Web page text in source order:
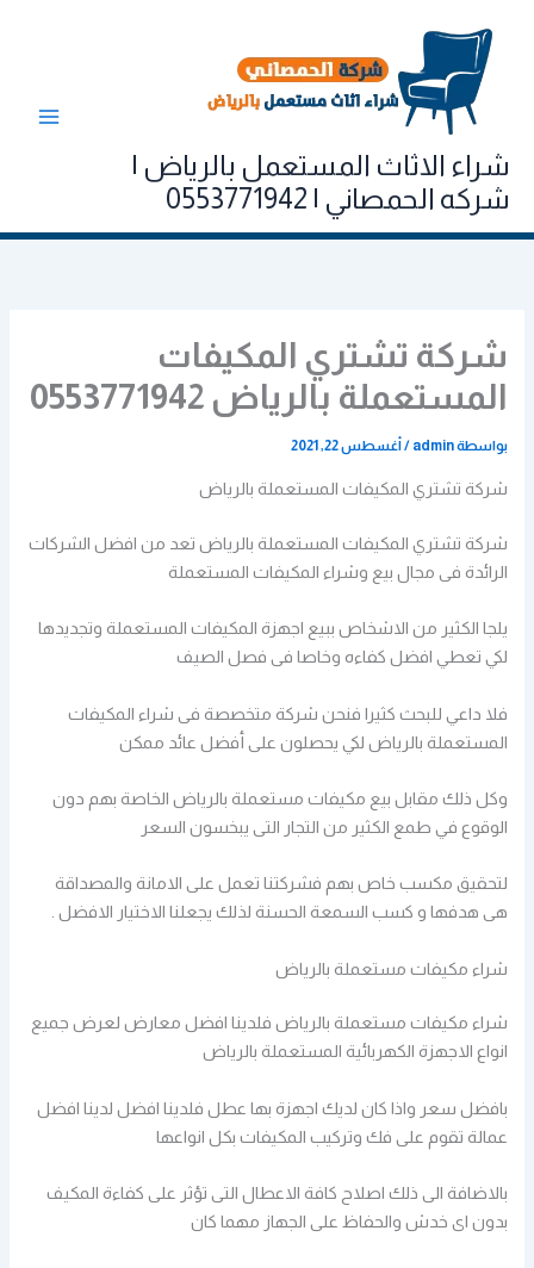
المحتوى
شراء الاثاث المستعمل بالرياض |
شركه الحمصاني | 0553771942
شركة تشتري المكيفات
المستعملة بالرياض 0553771942
بواسطةadmin
/أغسطس 22, 2021
شركة تشتري المكيفات المستعملة بالرياض
شركة تشتري المكيفات المستعملة بالرياض تعد من افضل الشركات
الرائدة فى مجال بيع وشراء المكيفات المستعملة
يلجا الكثير من الاشخاص ببيع اجهزة المكيفات المستعملة وتجديدها
لكي تعطي افضل كفاءه وخاصا فى فصل الصيف
فلا داعي للبحث كثيرا فنحن شركة متخصصة فى شراء المكيفات
المستعملة بالرياض لكي يحصلون على أفضل عائد ممكن
وكل ذلك مقابل بيع مكيفات مستعملة بالرياض الخاصة بهم دون
الوقوع في طمع الكثير من التجار التى يبخسون السعر
لتحقيق مكسب خاص بهم فشركتنا تعمل على الامانة والمصداقة
هى هدفها و كسب السمعة الحسنة لذلك يجعلنا الاختيار الافضل .
شراء مكيفات مستعملة بالرياض
شراء مكيفات مستعملة بالرياض فلدينا افضل معارض لعرض جميع
انواع الاجهزة الكهربائية المستعملة بالرياض
بافضل سعر واذا كان لديك اجهزة بها عطل فلدينا افضل لدينا افضل
عمالة تقوم على فك وتركيب المكيفات بكل انواعها
بالاضافة الى ذلك اصلاح كافة الاعطال التى تؤثر على كفاءة المكيف
بدون اى خدش والحفاظ على الجهاز مهما كان